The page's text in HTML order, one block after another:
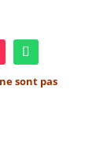
sont pas